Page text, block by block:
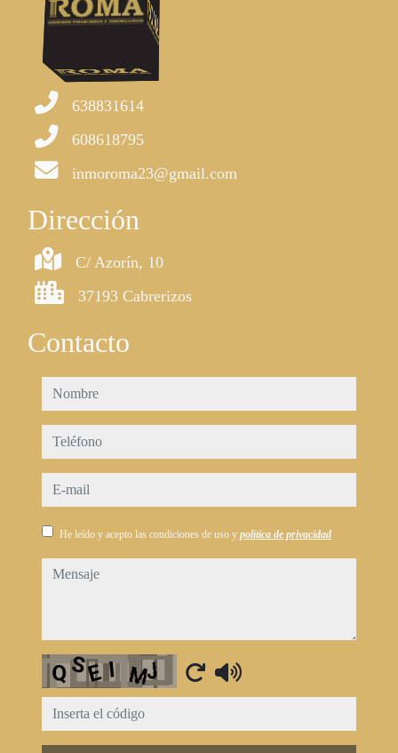
638831614
608618795
inmoroma23@gmail.com
Dirección
C/ Azorín, 10
37193 Cabrerizos
Contacto
nombre
teléfono
e-mail
He leído y acepto las condiciones de uso y política de privacidad
mensaje
Captcha